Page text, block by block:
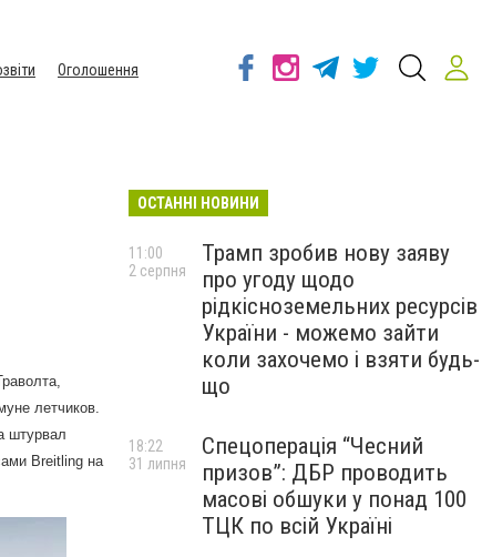
Оголошення
летчиков.
штурвал
Breitling на
ОСТАННІ НОВИНИ
Трамп зробив нову заяву
про угоду щодо
рідкісноземельних ресурсів
України - можемо зайти
коли захочемо і взяти будь-
що
11:00
2 серпня
Спецоперація “Чесний
призов”: ДБР проводить
масові обшуки у понад 100
ТЦК по всій Україні
18:22
31 липня